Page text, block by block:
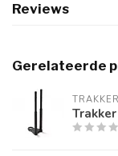
Reviews
Gerelateerde
TRAKKER